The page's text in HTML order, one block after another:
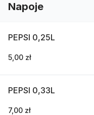
Napoje
PEPSI 0,25L
5,00 zł
PEPSI 0,33L
7,00 zł